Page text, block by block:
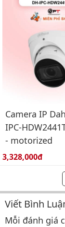
Camera IP
IPC-
- motorized
Giá bán:
3,328,000đ
Bình
Viết Bình
Mỗi đánh giá